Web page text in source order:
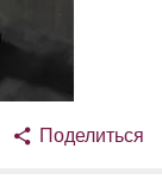
Поделиться